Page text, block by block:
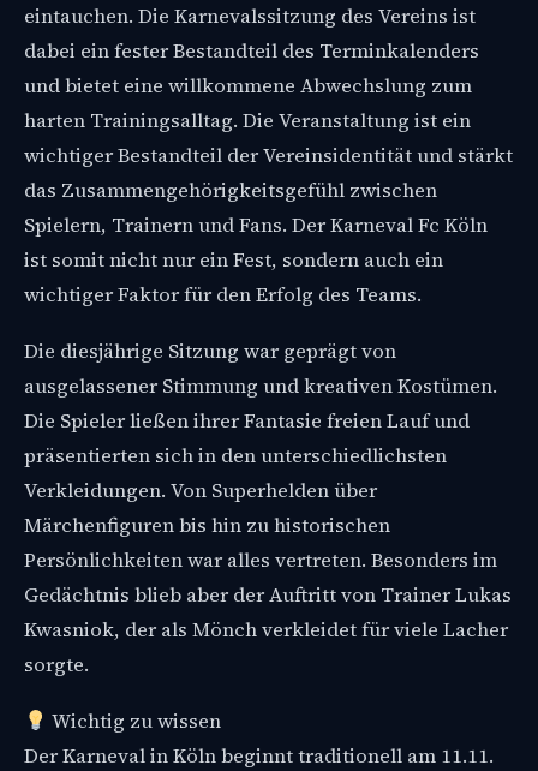
eintauchen. Die Karnevalssitzung des Vereins ist
dabei ein fester Bestandteil des Terminkalenders
und bietet eine willkommene Abwechslung zum
harten Trainingsalltag. Die Veranstaltung ist ein
wichtiger Bestandteil der Vereinsidentität und stärkt
das Zusammengehörigkeitsgefühl zwischen
Spielern, Trainern und Fans. Der Karneval Fc Köln
ist somit nicht nur ein Fest, sondern auch ein
wichtiger Faktor für den Erfolg des Teams.
Die diesjährige Sitzung war geprägt von
ausgelassener Stimmung und kreativen Kostümen.
Die Spieler ließen ihrer Fantasie freien Lauf und
präsentierten sich in den unterschiedlichsten
Verkleidungen. Von Superhelden über
Märchenfiguren bis hin zu historischen
Persönlichkeiten war alles vertreten. Besonders im
Gedächtnis blieb aber der Auftritt von Trainer Lukas
Kwasniok, der als Mönch verkleidet für viele Lacher
sorgte.
Wichtig zu wissen
Der Karneval in Köln beginnt traditionell am 11.11.